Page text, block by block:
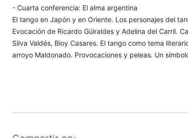
- Cuarta conferencia: El alma argentina
El tango en Japón y en Oriente. Los personajes del
Evocación de Ricardo Güiraldes y Adelina del Carril.
Silva Valdés, Bioy Casares. El tango como tema
arroyo Maldonado. Provocaciones y peleas. Un